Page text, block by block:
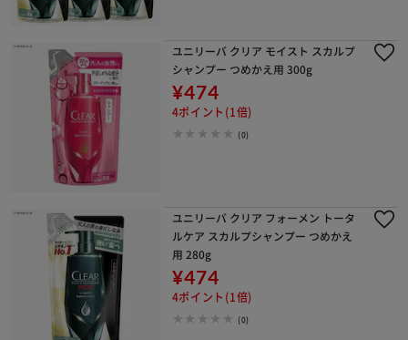
ユニリーバ クリア モイスト スカルプ
シャンプー つめかえ用 300g
¥474
4ポイント(1倍)
(0)
ユニリーバ クリア フォーメン トータ
ルケア スカルプシャンプー つめかえ
用 280g
¥474
4ポイント(1倍)
(0)